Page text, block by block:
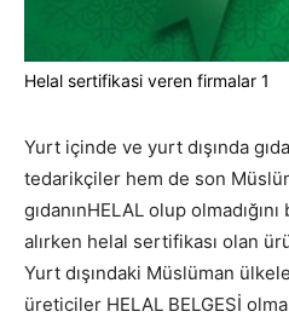
Helal sertifikasi veren firmalar 1
Yurt içinde ve yurt dışında
tedarikçiler hem de son
gıdanınHELAL olup
alırken helal sertifikası olan
Yurt dışındaki Müslüman
üreticiler HELAL BELGESİ